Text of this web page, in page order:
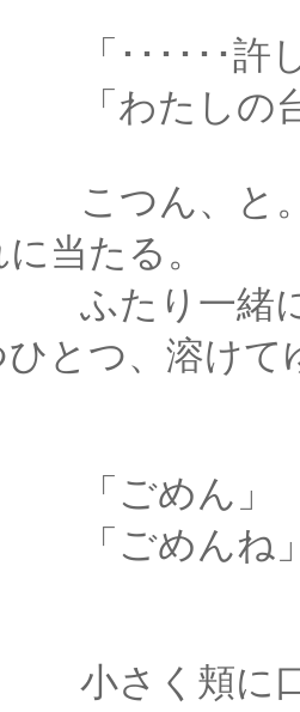
･許して
の台詞だ
。首をか
当たる。
に、照れ
とつ、溶けて
ん」
んね
口づけら